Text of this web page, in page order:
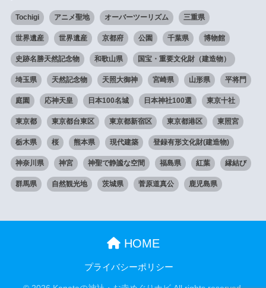
Tochigi アニメ聖地 オーバーツーリズム 三重県
世界遺産 世界遺産 京都府 公園 千葉県 博物館
史跡名勝天然記念物 和歌山県 国宝・重要文化財（建造物）
埼玉県 天然記念物 天照大御神 宮崎県 山形県 平将門
庭園 応神天皇 日本100名城 日本神社100選 東京十社
東京都 東京都台東区 東京都新宿区 東京都港区 東照宮
栃木県 桜 熊本県 現代建築 登録有形文化財(建造物)
神奈川県 神宮 神聖で静謐な空間 福島県 紅葉 縁結び
群馬県 自然観光地 茨城県 菅原道真公 鹿児島県
HOME
プライバシーポリシー